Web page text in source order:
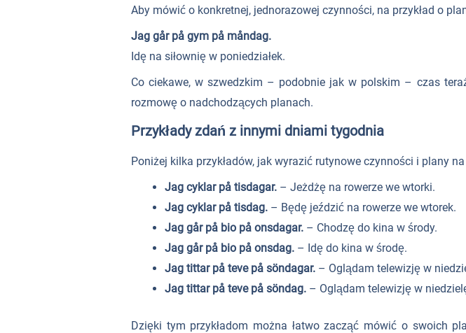
Aby mówić o konkretnej, jednorazowej czynności, na przykład o
Jag går på gym på måndag.
Idę na siłownię w poniedziałek.
Co ciekawe, w szwedzkim – podobnie jak w polskim – czas
rozmowę o nadchodzących planach.
Przykłady zdań z innymi dniami tygodnia
Poniżej kilka przykładów, jak wyrazić rutynowe czynności i plany
Jag cyklar på tisdagar. – Jeżdżę na rowerze we wtorki.
Jag cyklar på tisdag. – Będę jeździć na rowerze we wtorek.
Jag går på bio på onsdagar. – Chodzę do kina w środy.
Jag går på bio på onsdag. – Idę do kina w środę.
Jag tittar på teve på söndagar. – Oglądam telewizję w
Jag tittar på teve på söndag. – Oglądam telewizję w
Dzięki tym przykładom można łatwo zacząć mówić o swoich